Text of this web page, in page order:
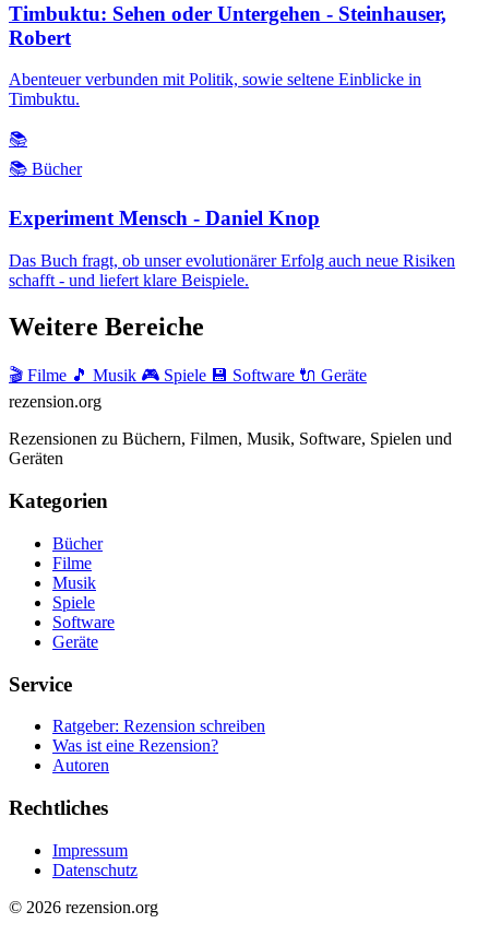
Timbuktu: Sehen oder Untergehen - Steinhauser,
Robert
Abenteuer verbunden mit Politik, sowie seltene Einblicke in
Timbuktu.
📚
📚 Bücher
Experiment Mensch - Daniel Knop
Das Buch fragt, ob unser evolutionärer Erfolg auch neue Risiken
schafft - und liefert klare Beispiele.
Weitere Bereiche
🎬 Filme 🎵 Musik 🎮 Spiele 💾 Software 🔌 Geräte
rezension.org
Rezensionen zu Büchern, Filmen, Musik, Software, Spielen und
Geräten
Kategorien
Bücher
Filme
Musik
Spiele
Software
Geräte
Service
Ratgeber: Rezension schreiben
Was ist eine Rezension?
Autoren
Rechtliches
Impressum
Datenschutz
© 2026 rezension.org